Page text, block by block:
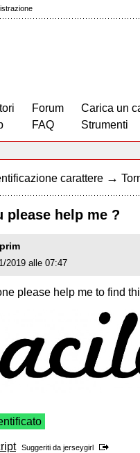
Forum
FAQ
Carica un
Strumenti
carattere →
please help me ?
2019 alle 07:47
please help me to find
Suggeriti da jerseygirl